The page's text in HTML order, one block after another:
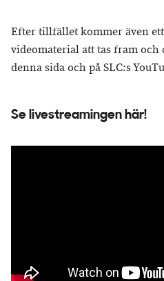
Efter tillfället kommer även
videomaterial att tas fram och
denna sida och på SLC:s
Se livestreamingen här!